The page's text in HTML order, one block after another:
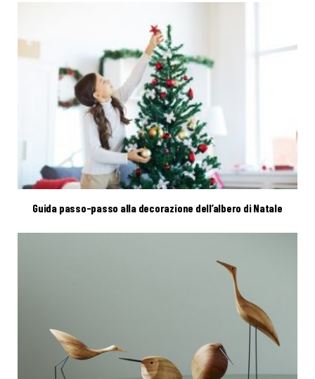
Guida passo-passo alla decorazione dell’albero di Natale